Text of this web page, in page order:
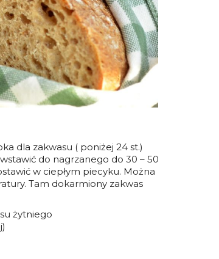
dla zakwasu ( poniżej 24 st.)
do nagrzanego do 30 – 50
w ciepłym piecyku. Można
Tam dokarmiony zakwas
żytniego